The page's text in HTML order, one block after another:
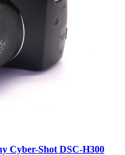
Cyber-Shot DSC-H300